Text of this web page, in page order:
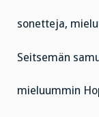
sonetteja,
Seitsemän
mieluummin